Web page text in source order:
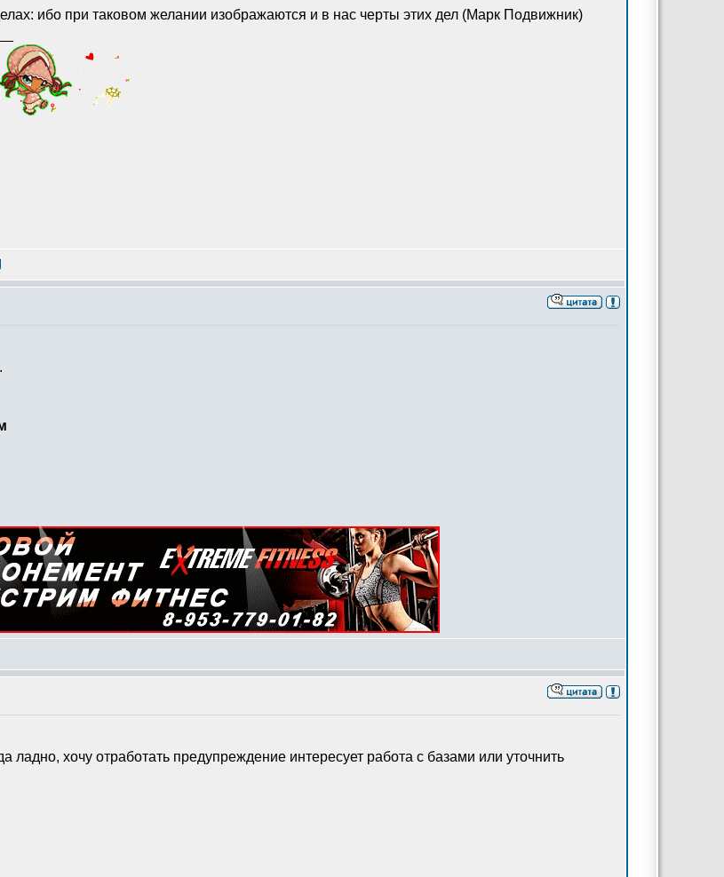
ибо при таковом желании изображаются и в нас черты этих дел (Марк Подвижник)
ладно, хочу отработать предупреждение интересует работа с базами или уточнить